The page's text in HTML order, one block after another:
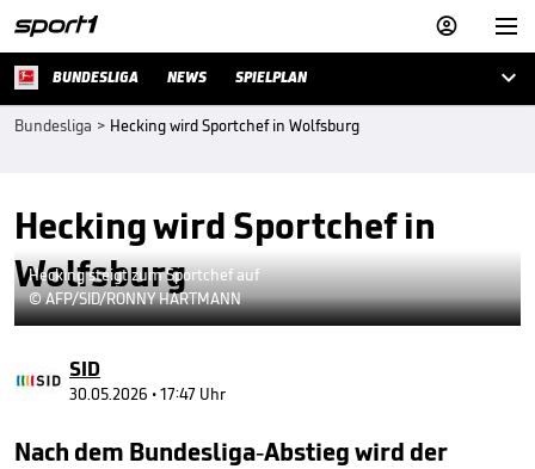


BUNDESLIGA NEWS SPIELPLAN 
Bundesliga > Hecking wird Sportchef in Wolfsburg
Hecking wird Sportchef in
Wolfsburg
Hecking steigt zum Sportchef auf
© AFP/SID/RONNY HARTMANN
SID
30.05.2026 • 17:47 Uhr
Nach dem Bundesliga-Abstieg wird der